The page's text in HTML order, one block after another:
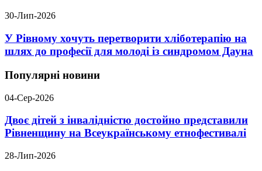
30-Лип-2026
У Рівному хочуть перетворити хліботерапію на
шлях до професії для молоді із синдромом Дауна
Популярні новини
04-Сер-2026
Двоє дітей з інвалідністю достойно представили
Рівненщину на Всеукраїнському етнофестивалі
28-Лип-2026